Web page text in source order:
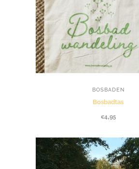
BOSBADEN
Bosbadtas
€4,95